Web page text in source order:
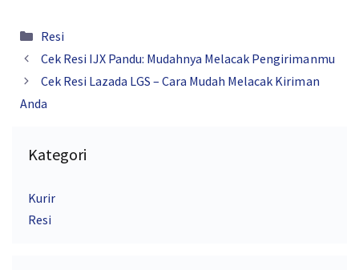
Kategori
Resi
Cek Resi IJX Pandu: Mudahnya Melacak Pengirimanmu
Cek Resi Lazada LGS – Cara Mudah Melacak Kiriman
Anda
Kategori
Kurir
Resi